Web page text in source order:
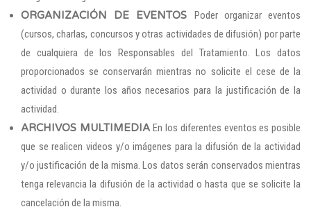
ORGANIZACIÓN DE EVENTOS Poder organizar eventos
(cursos, charlas, concursos y otras actividades de difusión) por parte
de cualquiera de los Responsables del Tratamiento. Los datos
proporcionados se conservarán mientras no solicite el cese de la
actividad o durante los años necesarios para la justificación de la
actividad.
ARCHIVOS MULTIMEDIAEn los diferentes eventos es posible
que se realicen videos y/o imágenes para la difusión de la actividad
y/o justificación de la misma. Los datos serán conservados mientras
tenga relevancia la difusión de la actividad o hasta que se solicite la
cancelación de la misma.